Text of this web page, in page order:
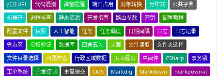
打开URL
代码混淆 弹窗提醒 端口占用 对象转换 分布式
公共字典
机器码
进程排查 静态资源 开发指南 路由参数 密钥
配置教程
配置文件
权限 人工智能 任务 任务调度 日期间隔 日志
日志记录
省市区
授权验证 数据库 四舍五入 文案 文件读取
文件夹选择
文件目录选择
问题排查 行政区域数据 页面通讯 中间件 CSharp
事务锁
工单系统
并发控制 重复提交 CMS Markdig Markdown
markdown-it